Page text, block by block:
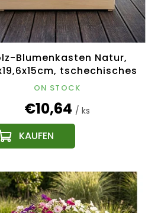
Blumenkasten Natur,
tschechisches
Produkt
ON STOCK
€10,64 / ks